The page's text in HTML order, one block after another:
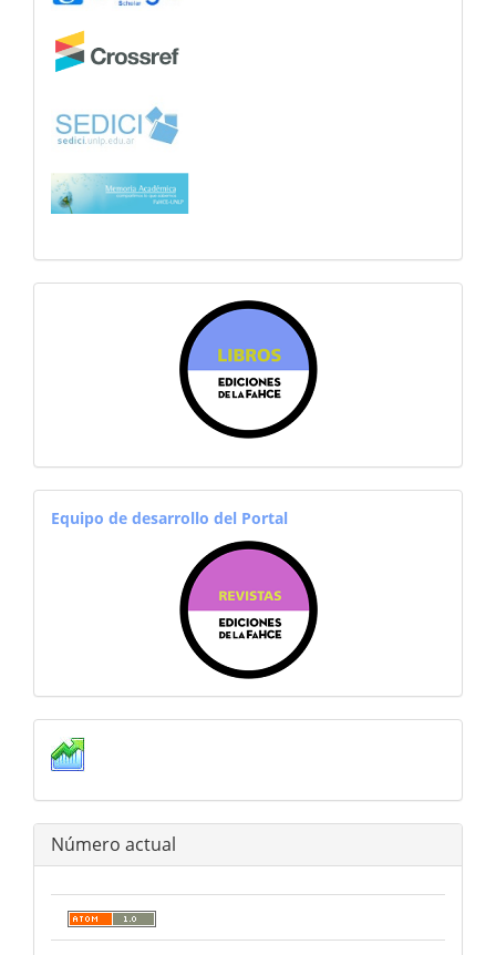
equiporevistas
Equipo de desarrollo del Portal
Estadisticas
Número actual